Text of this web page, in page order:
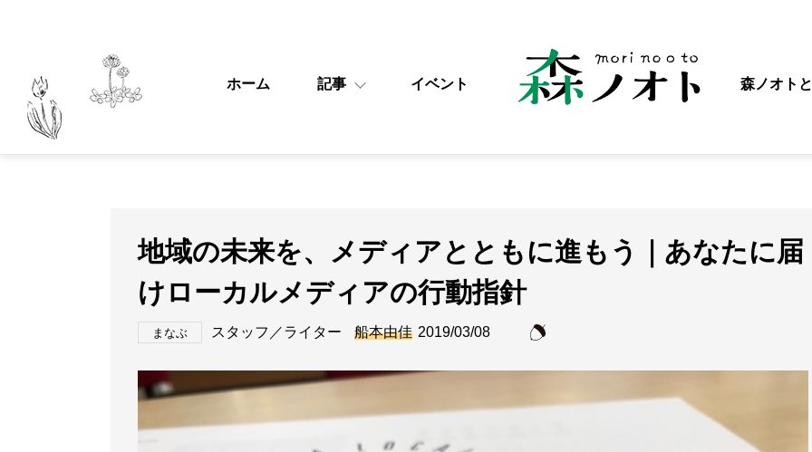
ホーム 記事 イベント 森ノオト
地域の未来を、メディアとともに進もう｜あなたに届
けローカルメディアの行動指針
まなぶ スタッフ／ライター 船本由佳 2019/03/08